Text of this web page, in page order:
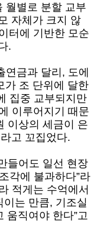
월별로 분할 교부
자체가 크지 않
터에 기반한 모순
.
연금과 달리, 도에
가 조 단위에 달한
집중 교부되지만
이루어지기 때문
이상의 세금이 은
고 꼬집었다.
들어도 일선 현장
각에 불과하다”라
적게는 수억에서
는 만큼, 기조실
움직여야 한다”고